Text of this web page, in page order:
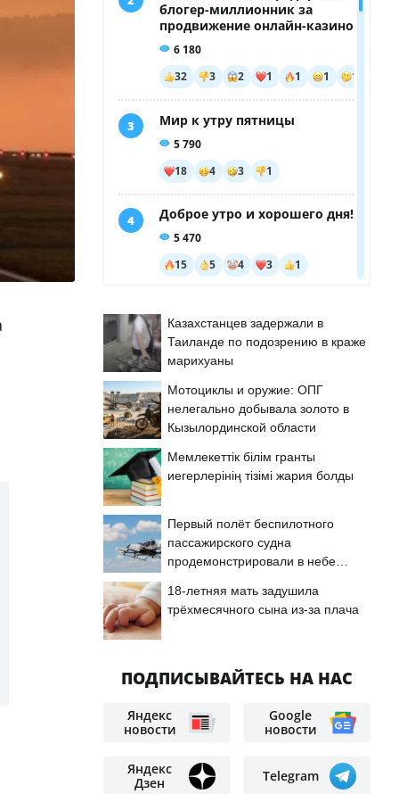
Казахстанцев задержали в
Таиланде по подозрению в краже
марихуаны
Мотоциклы и оружие: ОПГ
нелегально добывала золото в
Кызылординской области
Мемлекеттік білім гранты
иегерлерінің тізімі жария болды
Первый полёт беспилотного
пассажирского судна
продемонстрировали в небе
18-летняя мать задушила
трёхмесячного сына из-за плача
ПОДПИСЫВАЙТЕСЬ НА НАС
Яндекс
новости
Google
новости
Яндекс
Дзен
Telegram